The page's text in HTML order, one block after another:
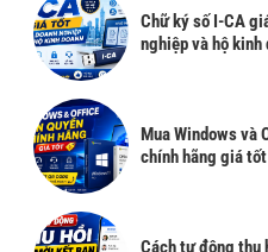
Chữ ký số I-CA
nghiệp và hộ kinh
Mua Windows và
chính hãng giá tốt
Cách tự động thu